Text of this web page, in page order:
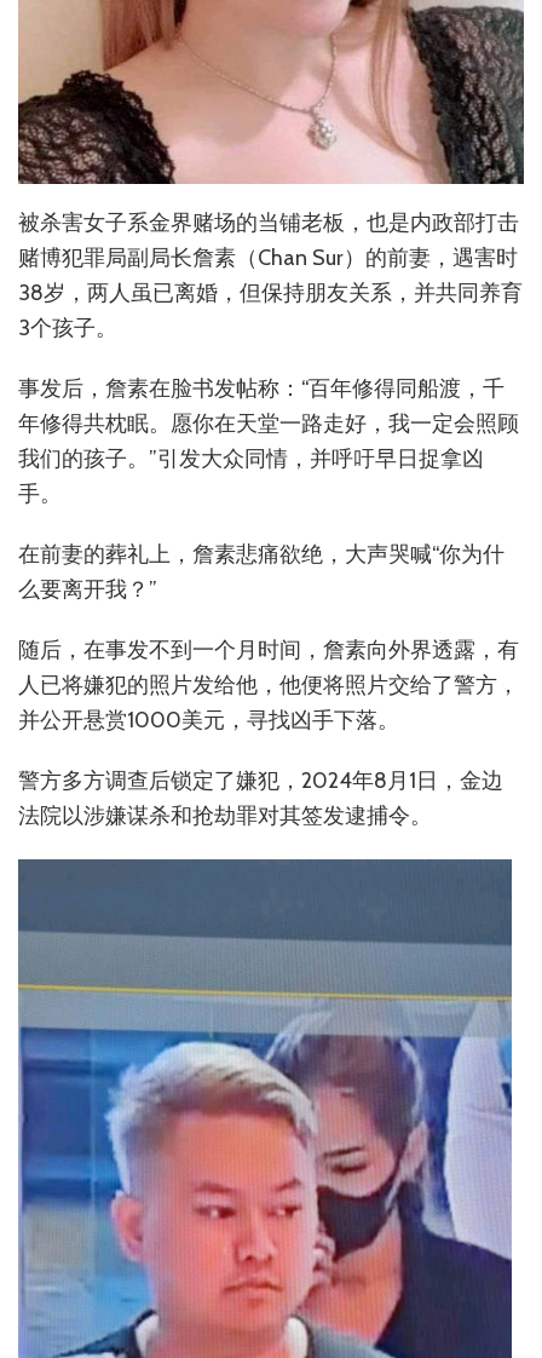
被杀害女子系金界赌场的当铺老板，也是内政部打击
赌博犯罪局副局长詹素（Chan Sur）的前妻，遇害时
38岁，两人虽已离婚，但保持朋友关系，并共同养育
3个孩子。
事发后，詹素在脸书发帖称：“百年修得同船渡，千
年修得共枕眠。愿你在天堂一路走好，我一定会照顾
我们的孩子。”引发大众同情，并呼吁早日捉拿凶
手。
在前妻的葬礼上，詹素悲痛欲绝，大声哭喊“你为什
么要离开我？”
随后，在事发不到一个月时间，詹素向外界透露，有
人已将嫌犯的照片发给他，他便将照片交给了警方，
并公开悬赏1000美元，寻找凶手下落。
警方多方调查后锁定了嫌犯，2024年8月1日，金边
法院以涉嫌谋杀和抢劫罪对其签发逮捕令。